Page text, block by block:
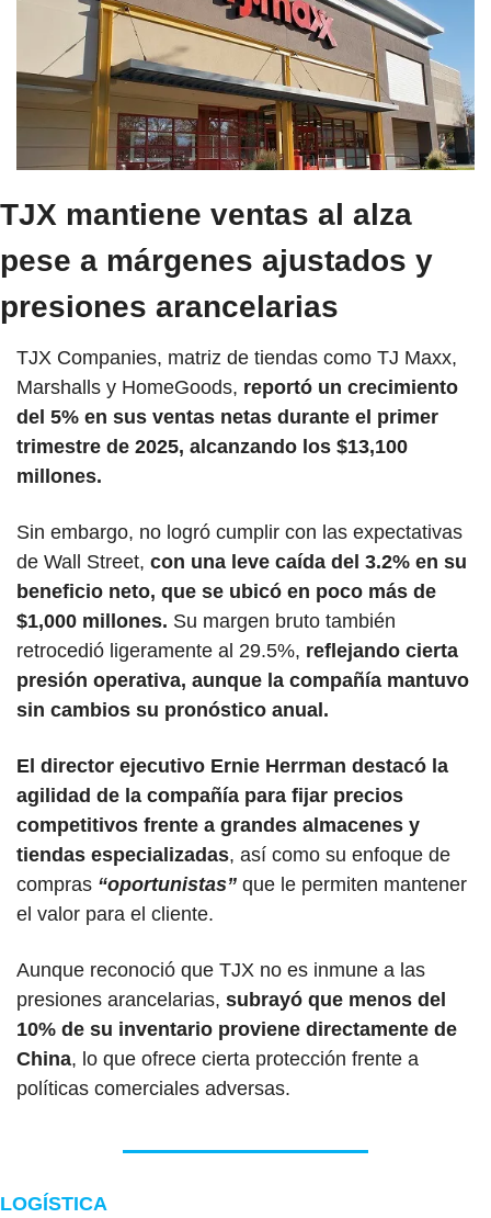
TJX mantiene ventas al alza
pese a márgenes ajustados y
presiones arancelarias
TJX Companies, matriz de tiendas como TJ Maxx,
Marshalls y HomeGoods, reportó un crecimiento
del 5% en sus ventas netas durante el primer
trimestre de 2025, alcanzando los $13,100
millones.
Sin embargo, no logró cumplir con las expectativas
de Wall Street, con una leve caída del 3.2% en su
beneficio neto, que se ubicó en poco más de
$1,000 millones. Su margen bruto también
retrocedió ligeramente al 29.5%, reflejando cierta
presión operativa, aunque la compañía mantuvo
sin cambios su pronóstico anual.
El director ejecutivo Ernie Herrman destacó la
agilidad de la compañía para fijar precios
competitivos frente a grandes almacenes y
tiendas especializadas, así como su enfoque de
compras “oportunistas” que le permiten mantener
el valor para el cliente.
Aunque reconoció que TJX no es inmune a las
presiones arancelarias, subrayó que menos del
10% de su inventario proviene directamente de
China, lo que ofrece cierta protección frente a
políticas comerciales adversas.
LOGÍSTICA